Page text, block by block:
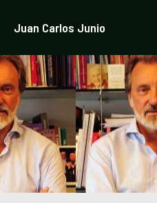
Juan Carlos Junio
de